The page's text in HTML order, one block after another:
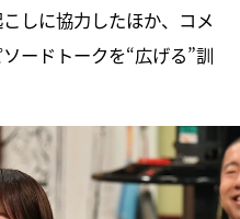
しに協力したほか、コメ
ードトークを“広げる”訓